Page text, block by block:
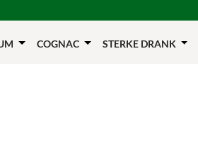
COGNAC STERKE DRANK